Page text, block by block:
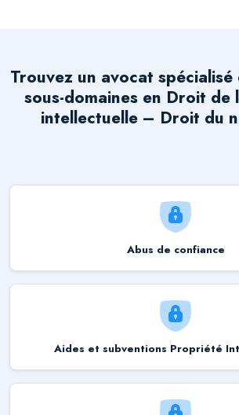
Trouvez un avocat
sous-domaines en Droit de
intellectuelle – Droit du
Abus de confiance
Aides et subventions Propriété